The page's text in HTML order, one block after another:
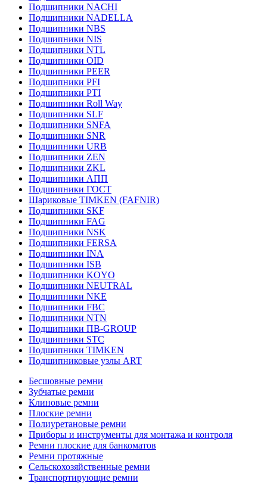
Подшипники NACHI
Подшипники NADELLA
Подшипники NBS
Подшипники NIS
Подшипники NTL
Подшипники OID
Подшипники PEER
Подшипники PFI
Подшипники PTI
Подшипники Roll Way
Подшипники SLF
Подшипники SNFA
Подшипники SNR
Подшипники URB
Подшипники ZEN
Подшипники ZKL
Подшипники АПП
Подшипники ГОСТ
Шариковые ТІMKEN (FAFNIR)
Подшипники SKF
Подшипники FAG
Подшипники NSK
Подшипники FERSA
Подшипники INA
Подшипники ISB
Подшипники KOYO
Подшипники NEUTRAL
Подшипники NKE
Подшипники FBC
Подшипники NTN
Подшипники ПВ-GROUP
Подшипники STC
Подшипники TIMKEN
Подшипниковые узлы ART
Бесшовные ремни
Зубчатые ремни
Клиновые ремни
Плоские ремни
Полиуретановые ремни
Приборы и инструменты для монтажа и контроля
Ремни плоские для банкоматов
Ремни протяжные
Сельскохозяйственные ремни
Транспортирующие ремни